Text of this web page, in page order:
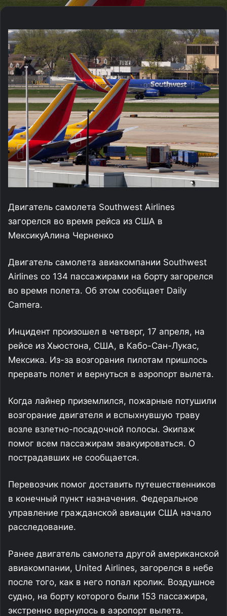
Двигатель самолета Southwest Airlines
загорелся во время рейса из США в
МексикуАлина Черненко
Двигатель самолета авиакомпании Southwest
Airlines со 134 пассажирами на борту загорелся
во время полета. Об этом сообщает Daily
Camera.
Инцидент произошел в четверг, 17 апреля, на
рейсе из Хьюстона, США, в Кабо-Сан-Лукас,
Мексика. Из-за возгорания пилотам пришлось
прервать полет и вернуться в аэропорт вылета.
Когда лайнер приземлился, пожарные потушили
возгорание двигателя и вспыхнувшую траву
возле взлетно-посадочной полосы. Экипаж
помог всем пассажирам эвакуироваться. О
пострадавших не сообщается.
Перевозчик помог доставить путешественников
в конечный пункт назначения. Федеральное
управление гражданской авиации США начало
расследование.
Ранее двигатель самолета другой американской
авиакомпании, United Airlines, загорелся в небе
после того, как в него попал кролик. Воздушное
судно, на борту которого были 153 пассажира,
экстренно вернулось в аэропорт вылета.